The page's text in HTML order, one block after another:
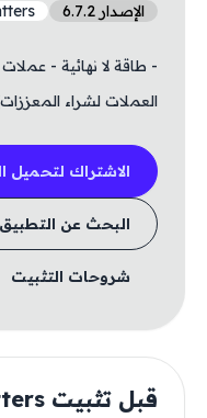
الإصدار 6.7.2
- طاقة لا نهائية -
العملات لشراء
الاشتراك لتحميل
البحث عن
شروحات التثبيت
قبل تثبيت Manor Matters